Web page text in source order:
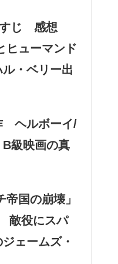
すじ 感想
ヒューマンド
・ベリー出
ヘルボーイ/
級映画の真
国の崩壊」
敵役にスパ
ェームズ・